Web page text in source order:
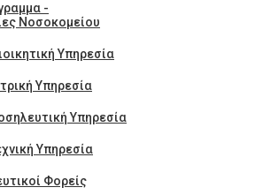
-
Νοσοκομείου
Υπηρεσία
Υπηρεσία
Υπηρεσία
Υπηρεσία
Φορείς